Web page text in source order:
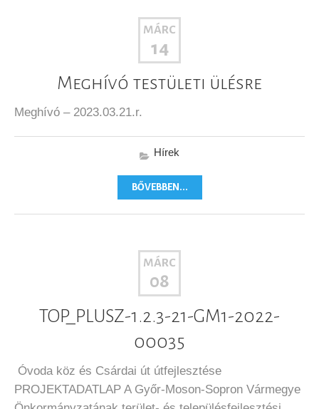
MÁRC
14
Meghívó testületi ülésre
Meghívó – 2023.03.21.r.
Hírek
BŐVEBBEN...
MÁRC
08
TOP_PLUSZ-1.2.3-21-GM1-2022-
00035
Óvoda köz és Csárdai út útfejlesztése
PROJEKTADATLAP A Győr-Moson-Sopron Vármegye